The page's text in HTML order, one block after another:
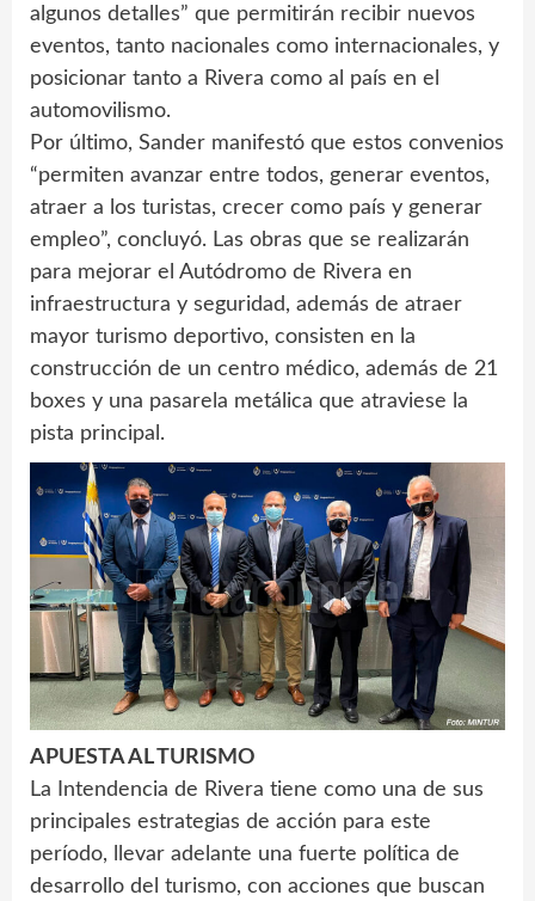
algunos detalles” que permitirán recibir nuevos
eventos, tanto nacionales como internacionales, y
posicionar tanto a Rivera como al país en el
automovilismo.
Por último, Sander manifestó que estos convenios
“permiten avanzar entre todos, generar eventos,
atraer a los turistas, crecer como país y generar
empleo”, concluyó. Las obras que se realizarán
para mejorar el Autódromo de Rivera en
infraestructura y seguridad, además de atraer
mayor turismo deportivo, consisten en la
construcción de un centro médico, además de 21
boxes y una pasarela metálica que atraviese la
pista principal.
APUESTA AL TURISMO
La Intendencia de Rivera tiene como una de sus
principales estrategias de acción para este
período, llevar adelante una fuerte política de
desarrollo del turismo, con acciones que buscan